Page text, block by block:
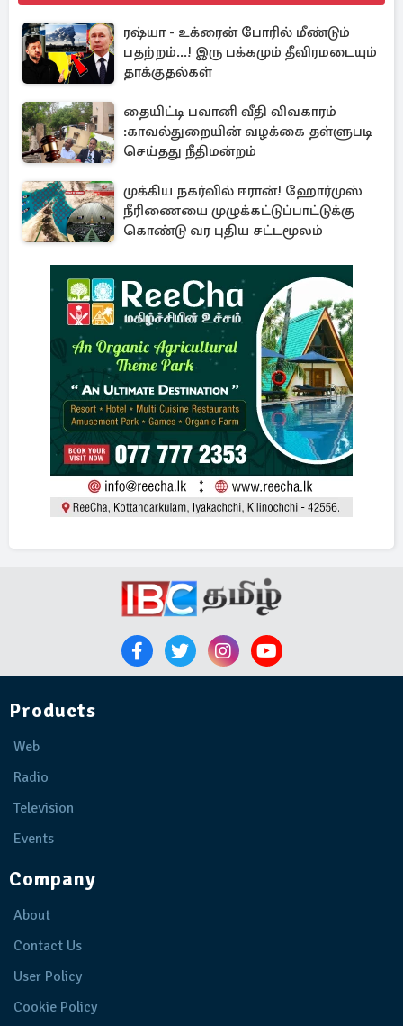
ரஷ்யா - உக்ரைன் போரில் மீண்டும்
பதற்றம்...! இரு பக்கமும் தீவிரமடையும்
தாக்குதல்கள்
தையிட்டி பவானி வீதி விவகாரம்
:காவல்துறையின் வழக்கை தள்ளுபடி
செய்தது நீதிமன்றம்
முக்கிய நகர்வில் ஈரான்! ஹோர்முஸ்
நீரிணையை முழுக்கட்டுப்பாட்டுக்கு
கொண்டு வர புதிய சட்டமூலம்
Products
Web
Radio
Television
Events
Company
About
Contact Us
User Policy
Cookie Policy